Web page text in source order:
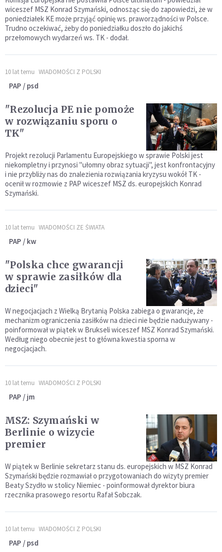
wiceszef MSZ Konrad Szymański, odnosząc się do zapowiedzi, że w
poniedziałek KE może przyjąć opinię ws. praworządności w Polsce.
Trudno oczekiwać, żeby do poniedziałku doszło do jakichś
przełomowych wydarzeń ws. TK - dodał.
10 lat temu WIADOMOŚCI Z POLSKI
PAP / psd
"Rezolucja PE nie pomoże
w rozwiązaniu sporu o
TK"
Projekt rezolucji Parlamentu Europejskiego w sprawie Polski jest
niekompletny i przynosi "ułomny obraz sytuacji", jest konfrontacyjny
i nie przybliży nas do znalezienia rozwiązania kryzysu wokół TK -
ocenił w rozmowie z PAP wiceszef MSZ ds. europejskich Konrad
Szymański.
10 lat temu WIADOMOŚCI ZE ŚWIATA
PAP / kw
"Polska chce gwarancji
w sprawie zasiłków dla
dzieci"
W negocjacjach z Wielką Brytanią Polska zabiega o gwarancje, że
mechanizm ograniczenia zasiłków na dzieci nie będzie nadużywany -
poinformował w piątek w Brukseli wiceszef MSZ Konrad Szymański.
Według niego obecnie jest to główna kwestia sporna w
negocjacjach.
10 lat temu WIADOMOŚCI Z POLSKI
PAP / jm
MSZ: Szymański w
Berlinie o wizycie
premier
W piątek w Berlinie sekretarz stanu ds. europejskich w MSZ Konrad
Szymański będzie rozmawiał o przygotowaniach do wizyty premier
Beaty Szydło w stolicy Niemiec - poinformował dyrektor biura
rzecznika prasowego resortu Rafał Sobczak.
10 lat temu WIADOMOŚCI Z POLSKI
PAP / psd